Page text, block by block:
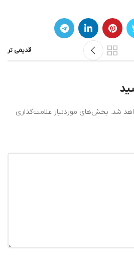
قدیمی تر
شد. بخش‌های موردنیاز علامت‌گذاری